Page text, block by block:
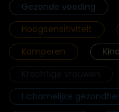
Gezonde voeding
Hoogsensitiviteit
Kamperen
Lichamelijke